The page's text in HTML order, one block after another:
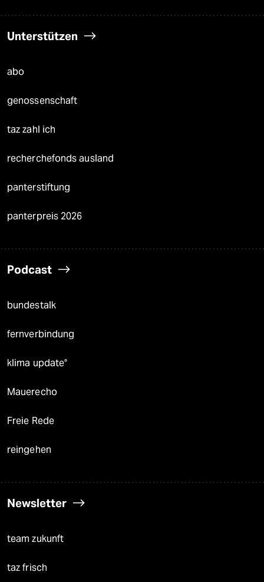
Unterstützen
abo
genossenschaft
taz zahl ich
recherchefonds ausland
panterstiftung
panterpreis 2026
Podcast
bundestalk
fernverbindung
klima update°
Mauerecho
Freie Rede
reingehen
Newsletter
team zukunft
taz frisch